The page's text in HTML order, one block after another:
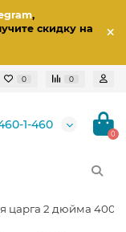
,
скидку на
0 0
1-460
0
царга 2 дюйма 400